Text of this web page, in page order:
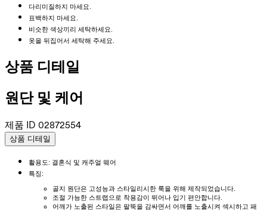
다리미질하지 마세요.
표백하지 마세요.
비슷한 색상끼리 세탁하세요.
옷을 뒤집어서 세탁해 주세요.
상품 디테일
원단 및 케어
제품 ID 02872554
상품 디테일
활용도: 결혼식 및 캐주얼 웨어
특징:
골지 원단은 고성능과 스타일리시한 룩을 위해 제작되었습니다.
조절 가능한 스트랩으로 착용감이 뛰어나 입기 편안합니다.
어깨가 노출된 스타일은 팔뚝을 감싸면서 어깨를 노출시켜 섹시하고 패